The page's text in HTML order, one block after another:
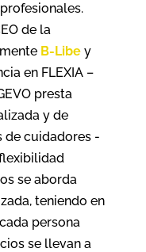
de la
B-Libey
en FLEXIA –
presta
y de
de cuidadores -
se aborda
teniendo en
persona
se llevan a